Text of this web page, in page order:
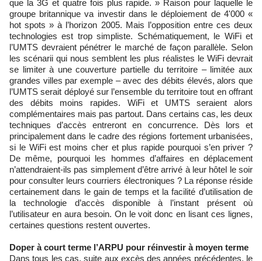
que la 3G et quatre fois plus rapide. » Raison pour laquelle le
groupe britannique va investir dans le déploiement de 4'000 «
hot spots » à l’horizon 2005. Mais l’opposition entre ces deux
technologies est trop simpliste. Schématiquement, le WiFi et
l’UMTS devraient pénétrer le marché de façon parallèle. Selon
les scénarii qui nous semblent les plus réalistes le WiFi devrait
se limiter à une couverture partielle du territoire – limitée aux
grandes villes par exemple – avec des débits élevés, alors que
l’UMTS serait déployé sur l’ensemble du territoire tout en offrant
des débits moins rapides. WiFi et UMTS seraient alors
complémentaires mais pas partout. Dans certains cas, les deux
techniques d’accès entreront en concurrence. Dès lors et
principalement dans le cadre des régions fortement urbanisées,
si le WiFi est moins cher et plus rapide pourquoi s’en priver ?
De même, pourquoi les hommes d’affaires en déplacement
n’attendraient-ils pas simplement d’être arrivé à leur hôtel le soir
pour consulter leurs courriers électroniques ? La réponse réside
certainement dans le gain de temps et la facilité d’utilisation de
la technologie d’accès disponible à l’instant présent où
l’utilisateur en aura besoin. On le voit donc en lisant ces lignes,
certaines questions restent ouvertes.
Doper à court terme l’ARPU pour réinvestir à moyen terme
Dans tous les cas, suite aux excès des années précédentes, le